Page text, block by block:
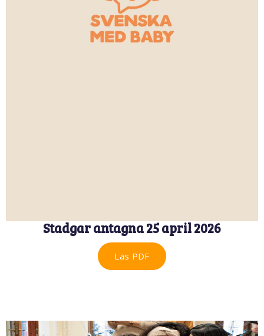
Stadgar antagna 25 april 2026
Läs PDF